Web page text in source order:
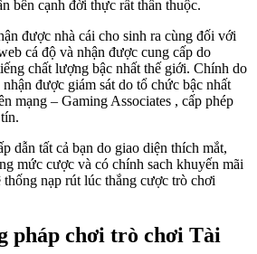
bên cạnh đời thực rất thân thuộc.
được nhà cái cho sinh ra cùng đối với
cá độ và nhận được cung cấp do
chất lượng bậc nhất thế giới. Chính do
được giám sát do tổ chức bậc nhất
mạng – Gaming Associates , cấp phép
dẫn tất cả bạn do giao diện thích mắt,
mức cược và có chính sach khuyến mãi
nạp rút lúc thắng cược trò chơi
pháp chơi trò chơi Tài